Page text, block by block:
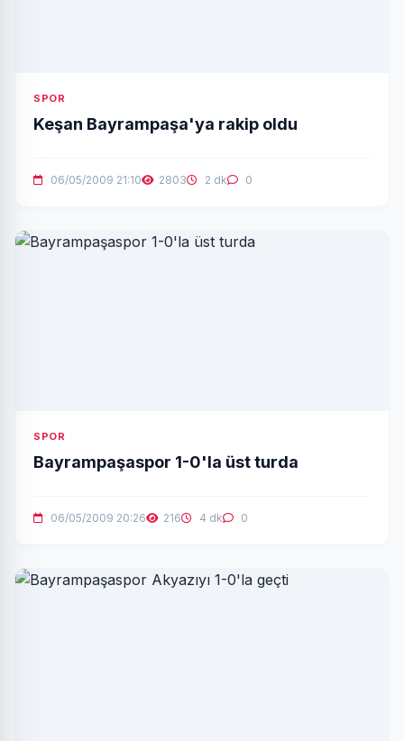
SPOR
Keşan Bayrampaşa'ya rakip oldu
06/05/2009 21:10 2803 2 dk 0
SPOR
Bayrampaşaspor 1-0'la üst turda
06/05/2009 20:26 216 4 dk 0